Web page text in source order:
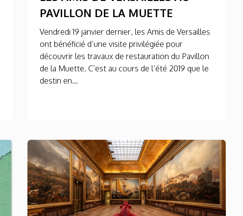
PAVILLON DE LA MUETTE
Vendredi 19 janvier dernier, les Amis de Versailles
ont bénéficié d’une visite privilégiée pour
découvrir les travaux de restauration du Pavillon
de la Muette. C’est au cours de l’été 2019 que le
destin en...